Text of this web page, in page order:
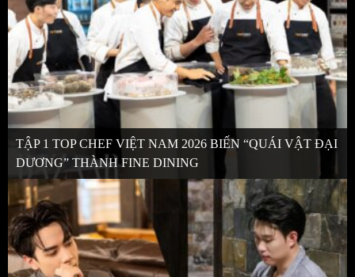
TẬP 1 TOP CHEF VIỆT NAM 2026 BIẾN “QUÁI VẬT ĐẠI
DƯƠNG” THÀNH FINE DINING